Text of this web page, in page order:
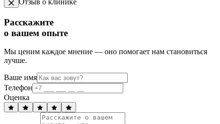
Отзыв о клинике
Расскажите
о вашем опыте
Мы ценим каждое мнение — оно помогает нам становиться
лучше.
Ваше имя
Телефон
Оценка